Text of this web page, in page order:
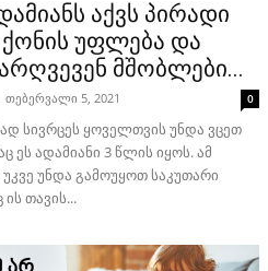
აქვს პირადი
ქონის უფლება და
მშობლები...
თებერვალი 5, 2021 0
სივრცეს ყოველთვის უნდა ვცეთ
ეს ადამიანი 3 წლის იყოს. ამ
უკვე უნდა გამოუყოთ საკუთარი
ის თავის...